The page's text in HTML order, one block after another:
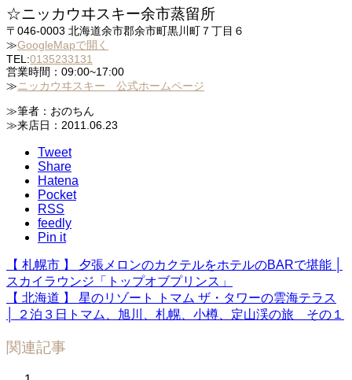
☆ニッカウヰスキー余市蒸留所
〒046-0003 北海道余市郡余市町黒川町７丁目６
≫GoogleMapで開く
TEL:0135233131
営業時間：09:00~17:00
≫ ニッカウヰスキー 公式ホームページ
≫筆者：おのちん
≫来店日：2011.06.23
Tweet
Share
Hatena
Pocket
RSS
feedly
Pin it
【 札幌市 】 夕張メロンのカクテルをホテルのBARで堪能 │
スカイラウンジ「トップオブプリンス」
【 北海道 】 星のリゾート トマム ザ・タワーの雲海テラス
│ ２泊３日トマム、旭川、札幌、小樽、定山渓の旅 その１
関連記事